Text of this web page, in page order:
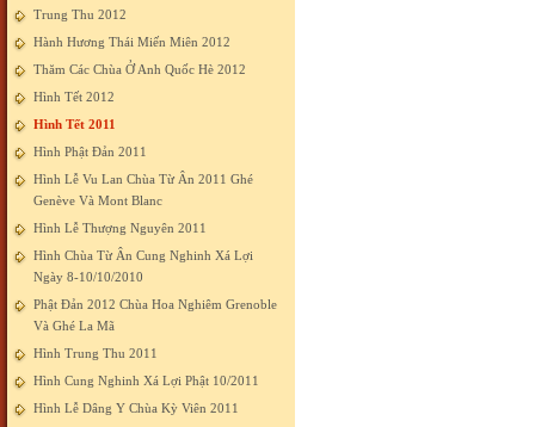
Trung Thu 2012
Hành Hương Thái Miến Miên 2012
Thăm Các Chùa Ở Anh Quốc Hè 2012
Hình Tết 2012
Hình Tết 2011
Hình Phật Đản 2011
Hình Lễ Vu Lan Chùa Từ Ân 2011 Ghé
Genève Và Mont Blanc
Hình Lễ Thượng Nguyên 2011
Hình Chùa Từ Ân Cung Nghinh Xá Lợi
Ngày 8-10/10/2010
Phật Đản 2012 Chùa Hoa Nghiêm Grenoble
Và Ghé La Mã
Hình Trung Thu 2011
Hình Cung Nghinh Xá Lợi Phật 10/2011
Hình Lễ Dâng Y Chùa Kỳ Viên 2011